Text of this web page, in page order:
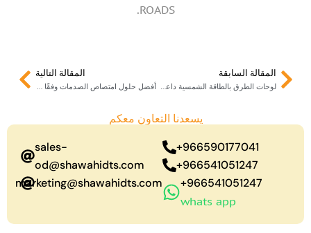
ROADS.
Prev
المقالة السابقة
لوحات الطرق بالطاقة الشمسية داعم لكل الأنظمة المرورية
المقالة التالية
أفضل حلول امتصاص الصدمات وفقًا للمعايير السعوديةNext
يسعدنا التعاون معكم
sales-
od@shawahidts.com
marketing@shawahidts.com
966590177041+
966541051247+
966541051247+
whats app